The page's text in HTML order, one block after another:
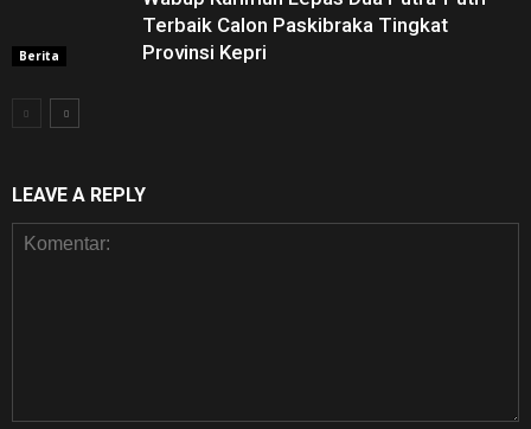
Berita
Terbaik Calon Paskibraka Tingkat
Provinsi Kepri
LEAVE A REPLY